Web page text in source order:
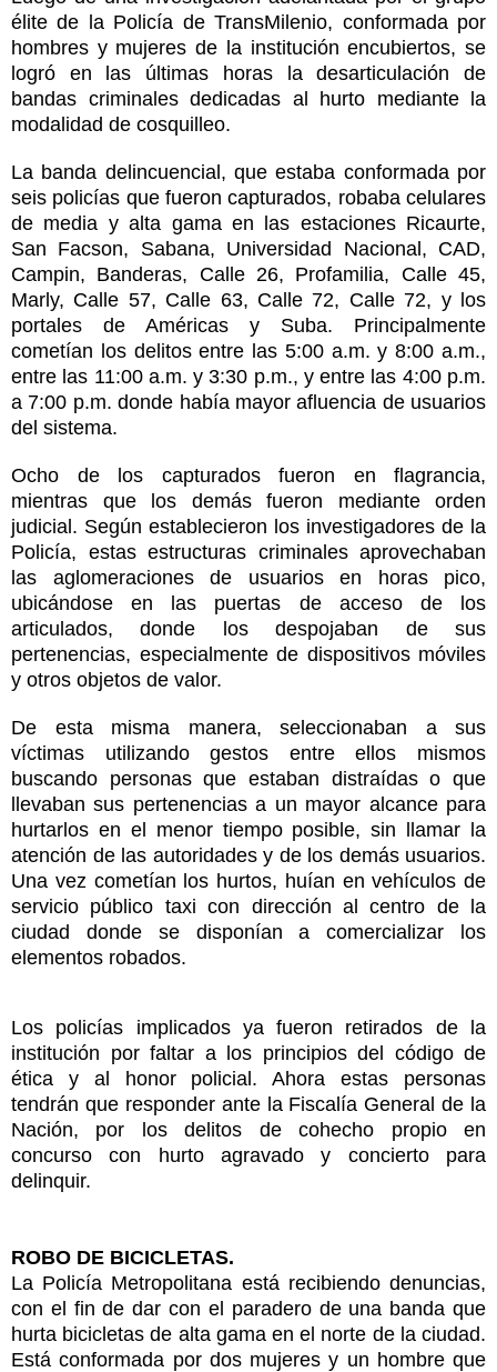
élite de la Policía de TransMilenio, conformada por
hombres y mujeres de la institución encubiertos, se
logró en las últimas horas la desarticulación de
bandas criminales dedicadas al hurto mediante la
modalidad de cosquilleo.
La banda delincuencial, que estaba conformada por
seis policías que fueron capturados, robaba celulares
de media y alta gama en las estaciones Ricaurte,
San Facson, Sabana, Universidad Nacional, CAD,
Campin, Banderas, Calle 26, Profamilia, Calle 45,
Marly, Calle 57, Calle 63, Calle 72, Calle 72, y los
portales de Américas y Suba. Principalmente
cometían los delitos entre las 5:00 a.m. y 8:00 a.m.,
entre las 11:00 a.m. y 3:30 p.m., y entre las 4:00 p.m.
a 7:00 p.m. donde había mayor afluencia de usuarios
del sistema.
Ocho de los capturados fueron en flagrancia,
mientras que los demás fueron mediante orden
judicial. Según establecieron los investigadores de la
Policía, estas estructuras criminales aprovechaban
las aglomeraciones de usuarios en horas pico,
ubicándose en las puertas de acceso de los
articulados, donde los despojaban de sus
pertenencias, especialmente de dispositivos móviles
y otros objetos de valor.
De esta misma manera, seleccionaban a sus
víctimas utilizando gestos entre ellos mismos
buscando personas que estaban distraídas o que
llevaban sus pertenencias a un mayor alcance para
hurtarlos en el menor tiempo posible, sin llamar la
atención de las autoridades y de los demás usuarios.
Una vez cometían los hurtos, huían en vehículos de
servicio público taxi con dirección al centro de la
ciudad donde se disponían a comercializar los
elementos robados.
Los policías implicados ya fueron retirados de la
institución por faltar a los principios del código de
ética y al honor policial. Ahora estas personas
tendrán que responder ante la Fiscalía General de la
Nación, por los delitos de cohecho propio en
concurso con hurto agravado y concierto para
delinquir.
ROBO DE BICICLETAS.
La Policía Metropolitana está recibiendo denuncias,
con el fin de dar con el paradero de una banda que
hurta bicicletas de alta gama en el norte de la ciudad.
Está conformada por dos mujeres y un hombre que